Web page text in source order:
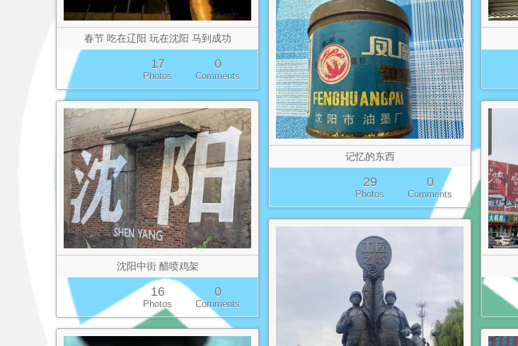
春节 吃在辽阳 玩在沈阳 马到成功
17
Photos
0
Comments
记忆的东西
29
Photos
0
Comments
沈阳中街 醋喷鸡架
16
Photos
0
Comments